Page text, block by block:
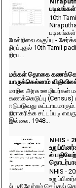
படிவங்கள்
10th
படிவங்கள்
மேல்நிலை வகுப்பு -
நிரப்புதல் 10th Tamil
நிரப...
மக்கள் தொகை
யாருக்கெல்லாம்
மாநில அரசு
கணக்கெடுப்பு (Census)
ஈடுபடுவது
நிராகரிக்க சட்டப்படி
இல்லை. 1948...
NHIS -
ல்
NHIS -
ல் பதிவேற்றம் செய்தல்